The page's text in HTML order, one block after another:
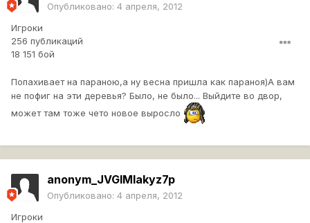
Опубликовано: 4 апреля, 2012
Игроки
256 публикаций
18 151 бой
Попахивает на параною,а ну весна пришла как параноя)А вам
не пофиг на эти деревья? Было, не было... Выйдите во двор,
может там тоже чето новое выросло
anonym_JVGlMIakyz7p
Опубликовано: 4 апреля, 2012
Игроки